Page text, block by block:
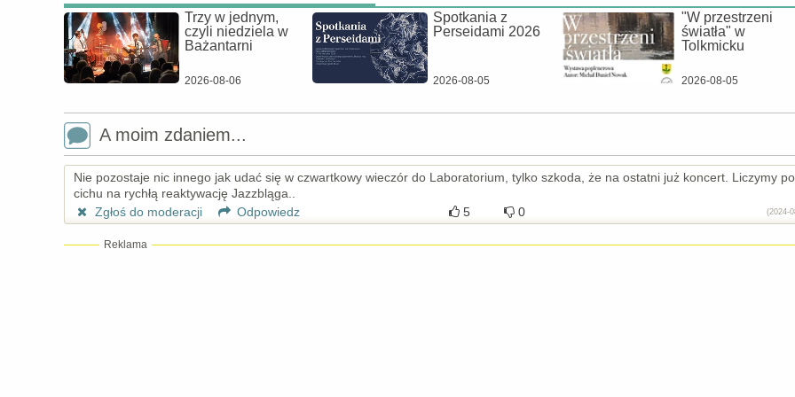
Trzy w jednym,
czyli niedziela w
Bażantarni
2026-08-06
Spotkania z
Perseidami 2026
2026-08-05
"W przestrzeni
światła" w
Tolkmicku
2026-08-05
A moim zdaniem...
Nie pozostaje nic innego jak udać się w czwartkowy wieczór do Laboratorium, tylko szkoda, że na ostatni już koncert. Liczymy po
cichu na rychłą reaktywację Jazzbląga..
Zgłoś do moderacji
Odpowiedz 5 0 (2024-
Reklama